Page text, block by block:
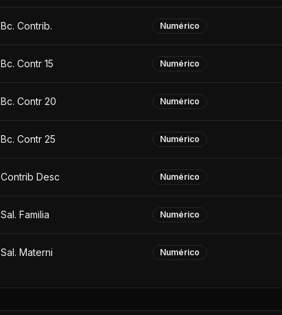
Bc. Contrib. Numérico
Bc. Contr 15 Numérico
Bc. Contr 20 Numérico
Bc. Contr 25 Numérico
Contrib Desc Numérico
Sal. Familia Numérico
Sal. Materni Numérico